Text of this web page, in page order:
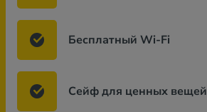
Бесплатный Wi-Fi
Сейф для ценных вещей